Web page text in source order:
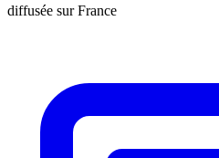
diffusée sur France